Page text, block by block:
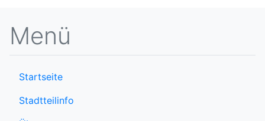
Menü
Startseite
Stadtteilinfo